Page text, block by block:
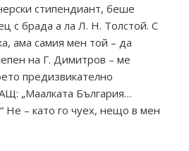
стипендиант, беше
с брада а ла Л. Н. Толстой. С
ама самия мен той – да
на Г. Димитров – ме
предизвикателно
„Маалката България…
Не – като го чуех, нещо в мен